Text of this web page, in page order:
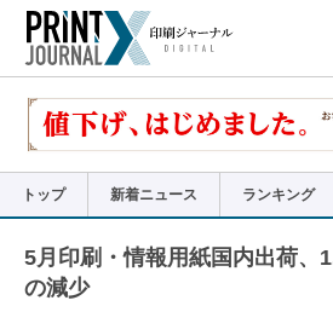
で
リ
トップ 新着ニュース ランキング
5月印刷・情報用紙国内出荷、
の減少